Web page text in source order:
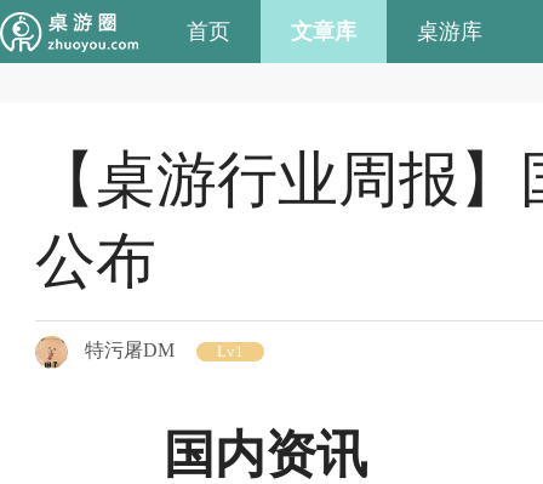
首页 文章库 桌游库
【桌游行业周报
公布
特污屠DM Lv1
国内资讯